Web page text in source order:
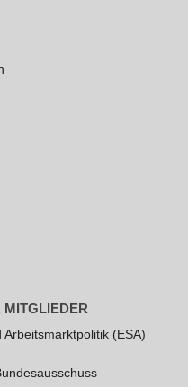
MITGLIEDER
(ESA)